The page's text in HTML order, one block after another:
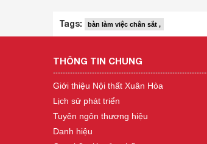
Tags: bàn làm việc chân sắt ,
THÔNG TIN CHUNG
Giới thiệu Nội thất Xuân Hòa
Lịch sử phát triển
Tuyên ngôn thương hiệu
Danh hiệu